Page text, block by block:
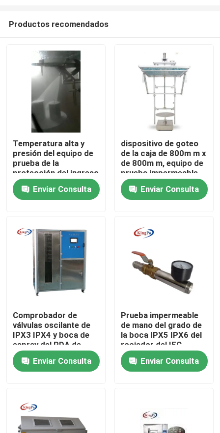
Hogar
Productos
Viaje de la fábrica
Control de calidad
Pida una cita
Equipo de prueba del IEC
Equipo de prueba de la protección del ingreso
Productos recomendados
Temperatura alta y
presión del equipo de
prueba de la
protección del ingreso
IPX9
Enviar Consulta
dispositivo de goteo
de la caja de 800m m x
de 800m m, equipo de
prueba impermeable
automático
Enviar Consulta
Comprobador de
válvulas oscilante de
IPX3 IPX4 y boca de
espray del PDA de
IPX5 IPX6
Enviar Consulta
Prueba impermeable
de mano del grado de
la boca IPX5 IPX6 del
rociador del IEC
60529
Enviar Consulta